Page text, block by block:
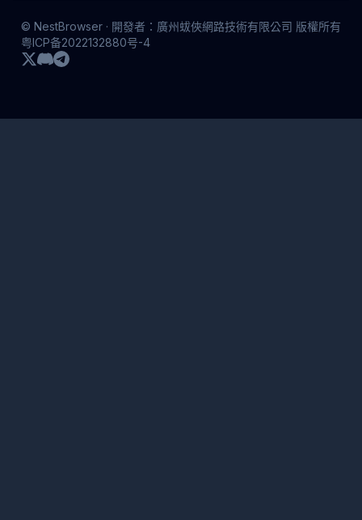
© NestBrowser · 開發者：廣州蛂俠網路技術有限公司 版權所有
粤ICP备2022132880号-4